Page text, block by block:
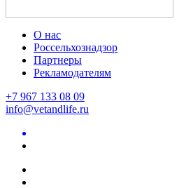
О нас
Россельхознадзор
Партнеры
Рекламодателям
+7 967 133 08 09
info@vetandlife.ru